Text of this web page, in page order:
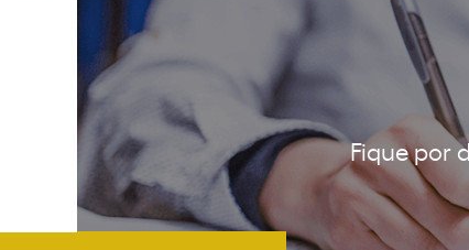
Fique por